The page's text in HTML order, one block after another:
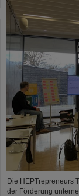
Die HEPTrepreneurs
der Förderung